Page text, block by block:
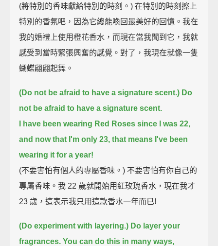
(將特別的香味獻給特別的時刻。) 在特別的時刻擦上
特別的香氛吧，因為它總能喚回最美好的回憶。我在
我的婚禮上使用橙花香水，而現在當我聞到它，我就
感受到當時緊張興奮的感覺。對了，我現在就像一隻
蝴蝶翩翩起舞。
(Do not be afraid to have a signature scent.) Do
not be afraid to have a signature scent.
I have been wearing Red Roses since I was 22,
and now that I'm only 23, that means I've been
wearing it for a year!
(不要害怕有個人的專屬香味。) 不要害怕有你自己的
專屬香味。我 22 歲就開始用紅玫瑰香水，現在我才
23 歲，這表示我只用這款香水一年而已!
(Do experiment with layering.) Do layer your
fragrances. You can do this in many ways,